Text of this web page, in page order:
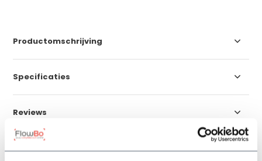
Productomschrijving
Specificaties
Reviews